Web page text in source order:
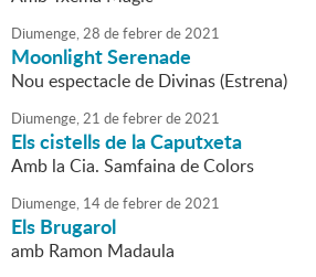
Diumenge,28 defebrerde2021
Moonlight Serenade
Nou espectacle de Divinas (Estrena)
Diumenge,21 defebrerde2021
Els cistells de la Caputxeta
Amb la Cia. Samfaina de Colors
Diumenge, 14defebrerde2021
Els Brugarol
amb Ramon Madaula